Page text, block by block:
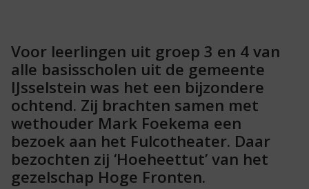
Voor leerlingen uit groep 3 en 4 van
alle basisscholen uit de gemeente
IJsselstein was het een bijzondere
ochtend. Zij brachten samen met
wethouder Mark Foekema een
bezoek aan het Fulcotheater. Daar
bezochten zij ‘Hoeheettut’ van het
gezelschap Hoge Fronten.